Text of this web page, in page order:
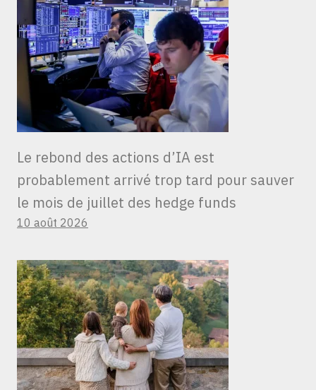
Le rebond des actions d’IA est
probablement arrivé trop tard pour sauver
le mois de juillet des hedge funds
10 août 2026